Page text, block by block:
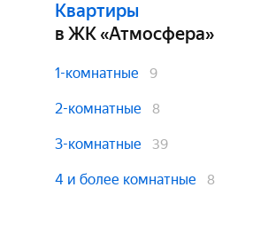
Квартиры
в ЖК «Атмосфера»
1-комнатные 9
2-комнатные 8
3-комнатные 39
4 и более комнатные 8